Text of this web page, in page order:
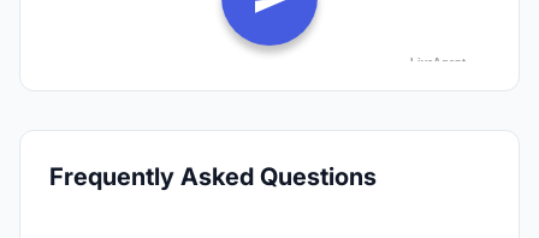
Frequently Asked Questions